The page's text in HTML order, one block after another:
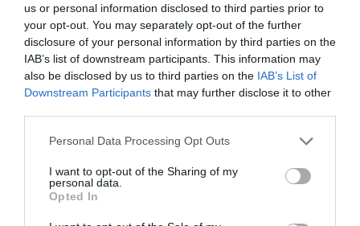
us or personal information disclosed to third parties prior to
your opt-out. You may separately opt-out of the further
disclosure of your personal information by third parties on the
IAB’s list of downstream participants. This information may
also be disclosed by us to third parties on the IAB’s List of
Downstream Participants that may further disclose it to other
Personal Data Processing Opt Outs
I want to opt-out of the Sharing of my
personal data.
Opted In
Tags
ΚΛΑΣΙΚΗ - ΟΠΕΡΑ ΣΥΝΑΥΛΙΕΣ 2023
την Τέχνη και τον Πολιτισμό!